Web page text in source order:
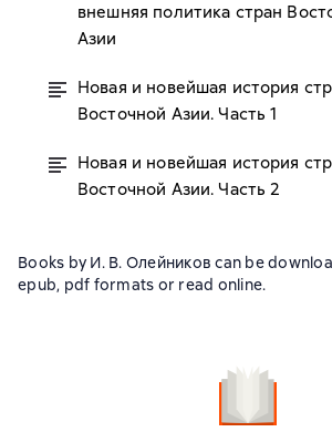
внешняя политика стран
Азии
Новая и новейшая история
Восточной Азии. Часть 1
Новая и новейшая история
Восточной Азии. Часть 2
Books by И. В. Олейников can be
epub, pdf formats or read online.